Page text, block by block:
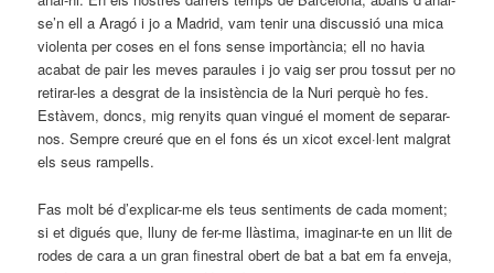
se’n ell a Aragó i jo a Madrid, vam tenir una discussió una mica
violenta per coses en el fons sense importància; ell no havia
acabat de pair les meves paraules i jo vaig ser prou tossut per no
retirar-les a desgrat de la insistència de la Nuri perquè ho fes.
Estàvem, doncs, mig renyits quan vingué el moment de separar-
nos. Sempre creuré que en el fons és un xicot excel·lent malgrat
els seus rampells.
Fas molt bé d’explicar-me els teus sentiments de cada moment;
si et digués que, lluny de fer-me llàstima, imaginar-te en un llit de
rodes de cara a un gran finestral obert de bat a bat em fa enveja,